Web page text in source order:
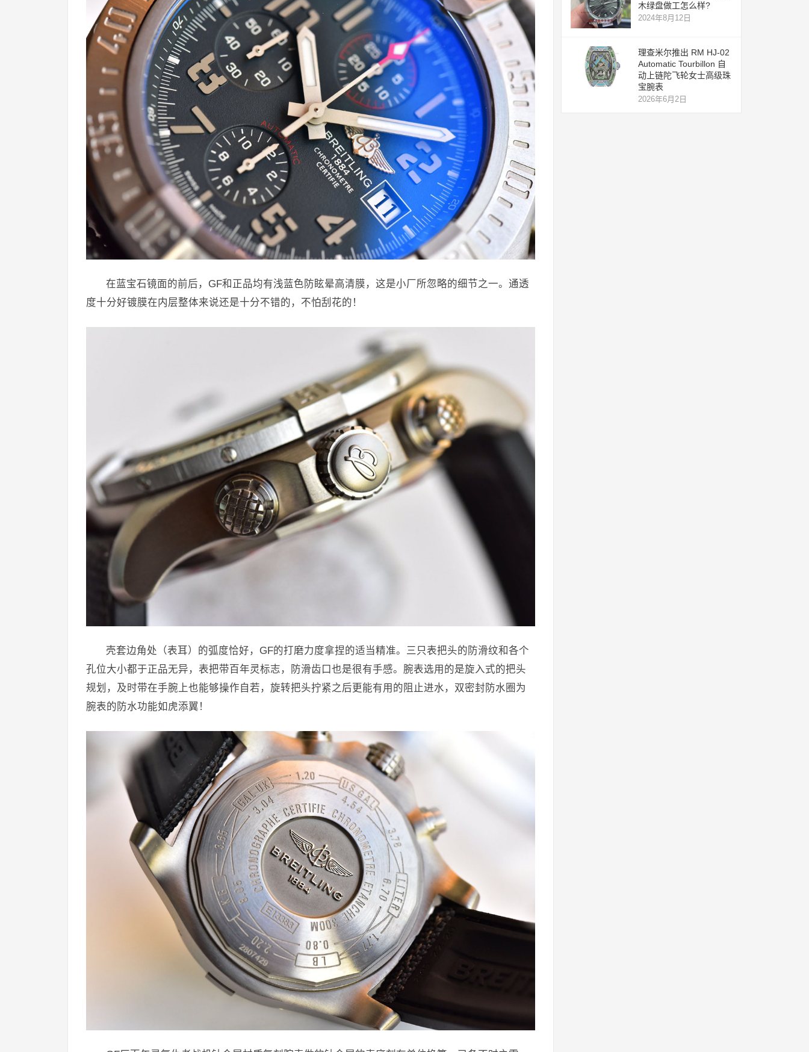
在蓝宝石镜面的前后，GF和正品均有浅蓝色防眩晕高清膜，这是小厂所忽略的细节之一。通透
度十分好镀膜在内层整体来说还是十分不错的，不怕刮花的！
壳套边角处（表耳）的弧度恰好，GF的打磨力度拿捏的适当精准。三只表把头的防滑纹和各个
孔位大小都于正品无异，表把带百年灵标志，防滑齿口也是很有手感。腕表选用的是旋入式的把头
规划，及时带在手腕上也能够操作自若，旋转把头拧紧之后更能有用的阻止进水，双密封防水圈为
腕表的防水功能如虎添翼！
木绿盘做工怎么样?
2024年8月12日
理查米尔推出 RM HJ-02
Automatic Tourbillon 自
动上链陀飞轮女士高级珠
宝腕表
2026年6月2日